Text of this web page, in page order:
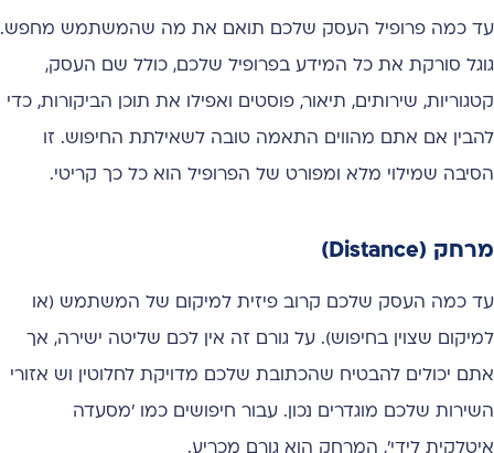
עד כמה פרופיל העסק שלכם תואם את מה שהמשתמש מחפש.
גוגל סורקת את כל המידע בפרופיל שלכם, כולל שם העסק,
קטגוריות, שירותים, תיאור, פוסטים ואפילו את תוכן הביקורות, כדי
להבין אם אתם מהווים התאמה טובה לשאילתת החיפוש. זו
הסיבה שמילוי מלא ומפורט של הפרופיל הוא כל כך קריטי.
מרחק (Distance)
עד כמה העסק שלכם קרוב פיזית למיקום של המשתמש (או
למיקום שצוין בחיפוש). על גורם זה אין לכם שליטה ישירה, אך
אתם יכולים להבטיח שהכתובת שלכם מדויקת לחלוטין וש אזורי
השירות שלכם מוגדרים נכון. עבור חיפושים כמו 'מסעדה
איטלקית לידי', המרחק הוא גורם מכריע.